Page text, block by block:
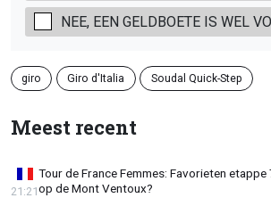
NEE, EEN GELDBOETE IS WEL
giro Giro d'Italia Soudal Quick-Step
Meest recent
Tour de France Femmes: Favorieten etappe
op de Mont Ventoux?
21:21